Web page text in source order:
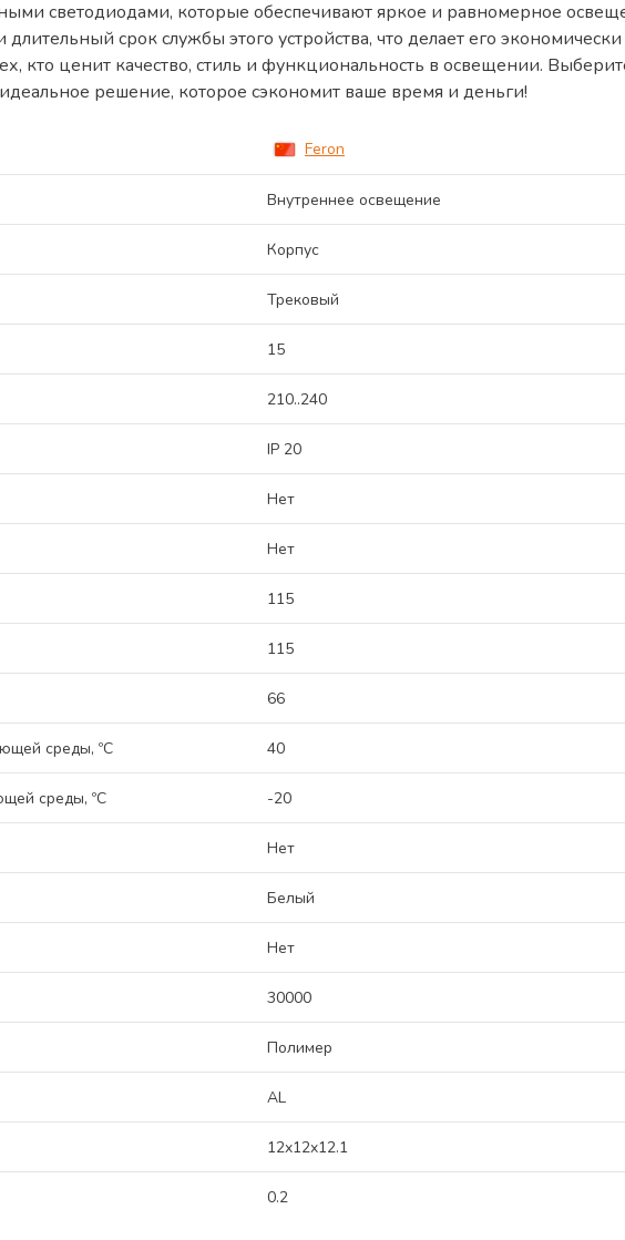
светодиодами, которые обеспечивают яркое и равномерное
длительный срок службы этого устройства, что делает его
кто ценит качество, стиль и функциональность в освещении.
решение, которое сэкономит ваше время и деньги!
Feron
Внутреннее освещение
Корпус
Трековый
15
210..240
IP 20
Нет
Нет
115
115
66
среды, ºС 40
среды, ºС -20
Нет
Белый
Нет
30000
Полимер
AL
12x12x12.1
0.2